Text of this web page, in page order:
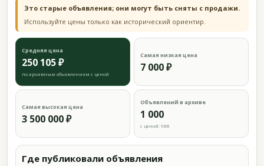
Это старые объявления; они могут быть сняты с продажи.
Используйте цены только как исторический ориентир.
Средняя цена
250 105 ₽
по архивным объявлениям с ценой
Самая низкая цена
7 000 ₽
Самая высокая цена
3 500 000 ₽
Объявлений в архиве
1 000
с ценой: 988
Где публиковали объявления